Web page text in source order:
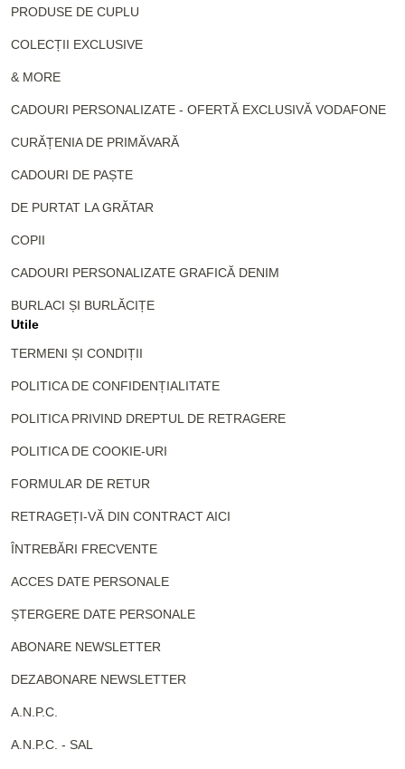
PRODUSE DE CUPLU
COLECȚII EXCLUSIVE
& MORE
CADOURI PERSONALIZATE - OFERTĂ EXCLUSIVĂ VODAFONE
CURĂȚENIA DE PRIMĂVARĂ
CADOURI DE PAȘTE
DE PURTAT LA GRĂTAR
COPII
CADOURI PERSONALIZATE GRAFICĂ DENIM
BURLACI ȘI BURLĂCIȚE
Utile
TERMENI ȘI CONDIȚII
POLITICA DE CONFIDENȚIALITATE
POLITICA PRIVIND DREPTUL DE RETRAGERE
POLITICA DE COOKIE-URI
FORMULAR DE RETUR
RETRAGEȚI-VĂ DIN CONTRACT AICI
ÎNTREBĂRI FRECVENTE
ACCES DATE PERSONALE
ȘTERGERE DATE PERSONALE
ABONARE NEWSLETTER
DEZABONARE NEWSLETTER
A.N.P.C.
A.N.P.C. - SAL